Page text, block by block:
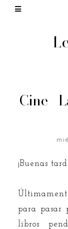
Cine |
¡Buenas
para pasar
libros